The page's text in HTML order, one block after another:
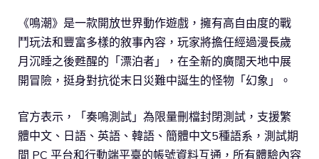
《鳴潮》是一款開放世界動作遊戲，擁有高自由度的戰
鬥玩法和豐富多樣的敘事內容，玩家將擔任經過漫長歲
月沉睡之後甦醒的「漂泊者」，在全新的廣闊天地中展
開冒險，挺身對抗從末日災難中誕生的怪物「幻象」。
官方表示，「奏鳴測試」為限量刪檔封閉測試，支援繁
體中文、日語、英語、韓語、簡體中文5種語系，測試期
間 PC 平台和行動端平臺的帳號資料互通，所有體驗內容